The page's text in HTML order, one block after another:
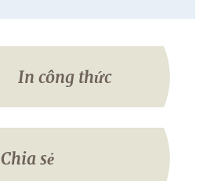
In công thức
Chia sẻ